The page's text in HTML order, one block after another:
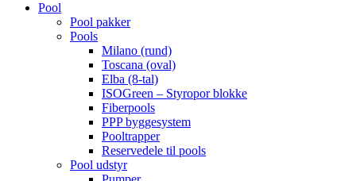
Pool
Pool pakker
Pools
Milano (rund)
Toscana (oval)
Elba (8-tal)
ISOGreen – Styropor blokke
Fiberpools
PPP byggesystem
Pooltrapper
Reservedele til pools
Pool udstyr